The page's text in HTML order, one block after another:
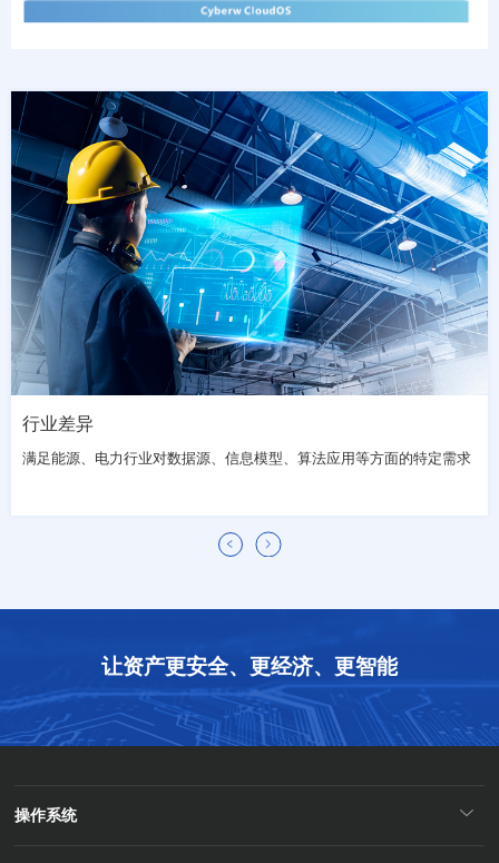
行业差异
满足能源、电力行业对数据源、信息模型、算法应用等方面的特定需求
让资产更安全、更经济、更智能
操作系统